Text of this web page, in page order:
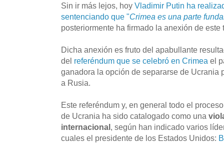
Sin ir más lejos, hoy Vladimir Putin ha
sentenciando que "Crimea es una parte
posteriormente ha firmado la anexión de este
Dicha anexión es fruto del apabullante
del referéndum que se celebró en Crimea el
ganadora la opción de separarse de Ucrania
a Rusia.
Este referéndum y, en general todo el
de Ucrania ha sido catalogado como una
internacional, según han indicado varios
cuales el presidente de los Estados Unidos: